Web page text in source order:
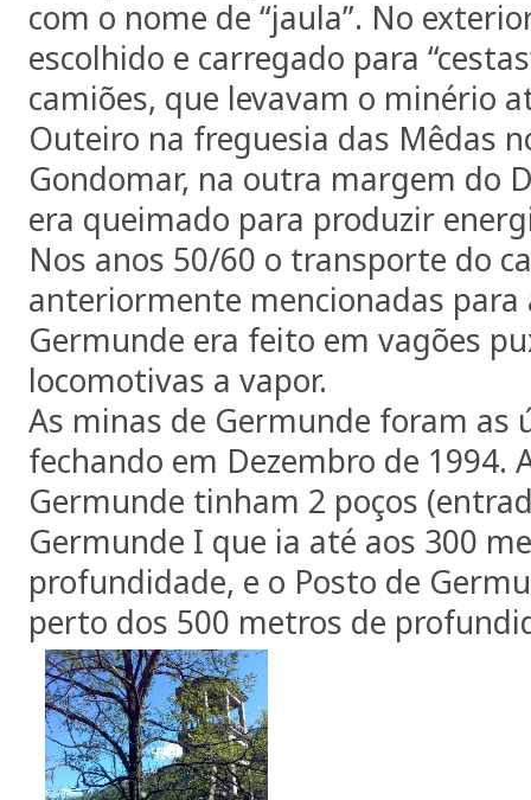
com o nome de “jaula”. No
escolhido e carregado para
camiões, que levavam o minério
Outeiro na freguesia das Mêdas
Gondomar, na outra margem do
era queimado para produzir
Nos anos 50/60 o transporte do
anteriormente mencionadas para
Germunde era feito em vagões
locomotivas a vapor.
As minas de Germunde foram as
fechando em Dezembro de 1994.
Germunde tinham 2 poços
Germunde I que ia até aos 300
profundidade, e o Posto de
perto dos 500 metros de